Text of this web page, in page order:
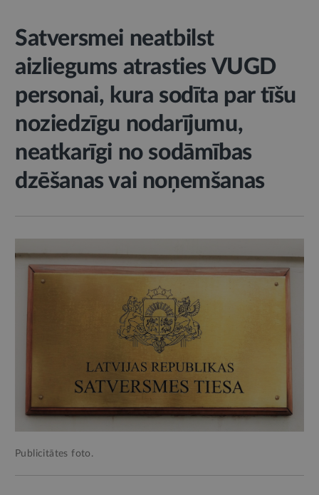
Satversmei neatbilst
aizliegums atrasties VUGD
personai, kura sodīta par tīšu
noziedzīgu nodarījumu,
neatkarīgi no sodāmības
dzēšanas vai noņemšanas
Publicitātes foto.